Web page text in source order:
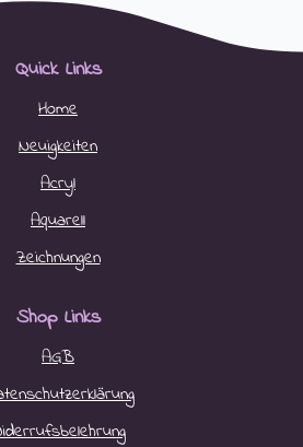
Quick Links
Home
Neuigkeiten
Acryl
Aquarell
Zeichnungen
Shop Links
AGB